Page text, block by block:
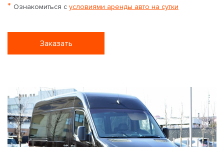
* Ознакомиться с условиями аренды авто на сутки
Заказать